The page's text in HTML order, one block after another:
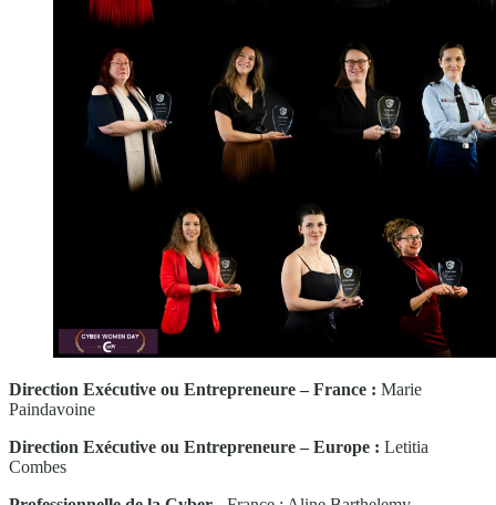
Direction Exécutive ou Entrepreneure – France : Marie
Paindavoine
Direction Exécutive ou Entrepreneure – Europe : Letitia
Combes